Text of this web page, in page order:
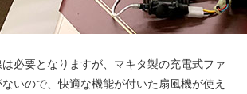
必要となりますが、マキタ製の充電式ファ
いので、快適な機能が付いた扇風機が使え